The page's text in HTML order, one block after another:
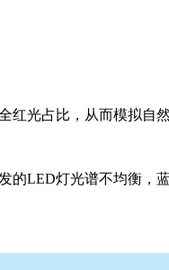
光占比，从而模拟自
LED灯光谱不均衡